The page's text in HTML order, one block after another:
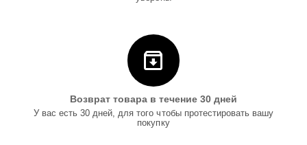
Возврат товара в течение 30 дней
У вас есть 30 дней, для того чтобы протестировать вашу
покупку